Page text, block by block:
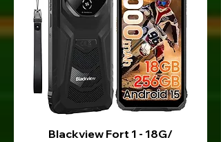
Blackview Fort 1 - 18G/